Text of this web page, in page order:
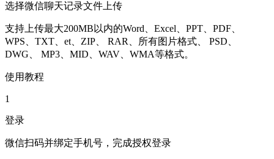
选择微信聊天记录文件上传
支持上传最大200MB以内的Word、Excel、PPT、PDF、
WPS、TXT、et、ZIP、 RAR、所有图片格式、 PSD、
DWG、 MP3、MID、WAV、WMA等格式。
使用教程
1
登录
微信扫码并绑定手机号，完成授权登录